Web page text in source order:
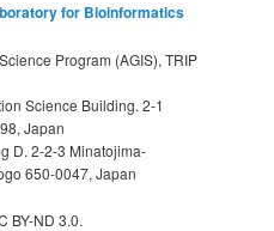
for Bioinformatics
Program (AGIS), TRIP
Science Building. 2-1
Japan
D. 2-2-3 Minatojima-
650-0047, Japan
BY-ND 3.0.